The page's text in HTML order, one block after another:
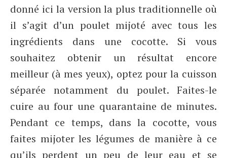
donné ici la version la plus traditionnelle où
il s’agit d’un poulet mijoté avec tous les
ingrédients dans une cocotte. Si vous
souhaitez obtenir un résultat encore
meilleur (à mes yeux), optez pour la cuisson
séparée notamment du poulet. Faites-le
cuire au four une quarantaine de minutes.
Pendant ce temps, dans la cocotte, vous
faites mijoter les légumes de manière à ce
qu’ils perdent un peu de leur eau et se